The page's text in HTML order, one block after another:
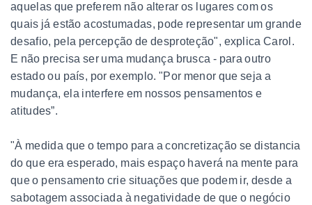
aquelas que preferem não alterar os lugares com os
quais já estão acostumadas, pode representar um grande
desafio, pela percepção de desproteção", explica Carol.
E não precisa ser uma mudança brusca - para outro
estado ou país, por exemplo. "Por menor que seja a
mudança, ela interfere em nossos pensamentos e
atitudes”.
"À medida que o tempo para a concretização se distancia
do que era esperado, mais espaço haverá na mente para
que o pensamento crie situações que podem ir, desde a
sabotagem associada à negatividade de que o negócio